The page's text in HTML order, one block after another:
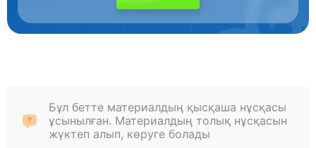
Бұл бетте материалдың қысқаша нұсқасы
ұсынылған. Материалдың толық нұсқасын
жүктеп алып, көруге болады